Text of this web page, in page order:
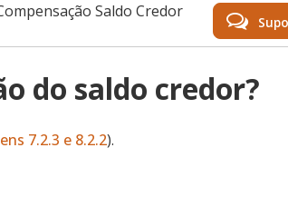
Saldo Credor
do saldo credor?
7.2.3 e 8.2.2).